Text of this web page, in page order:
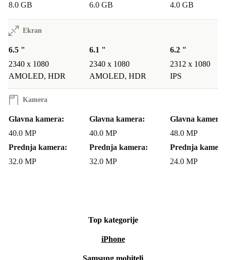
8.0 GB
6.0 GB
4.0 GB
Ekran
6.5 "
2340 x 1080
AMOLED, HDR
6.1 "
2340 x 1080
AMOLED, HDR
6.2 "
2312 x 1080
IPS
Kamera
Glavna kamera:
40.0 MP
Prednja kamera:
32.0 MP
Glavna kamera:
40.0 MP
Prednja kamera:
32.0 MP
Glavna kamera:
48.0 MP
Prednja
24.0 MP
Top kategorije
iPhone